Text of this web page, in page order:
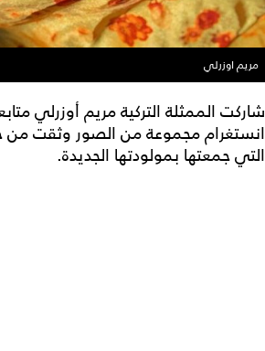
مريم اوزرلي
شاركت الممثلة التركية مريم أوزرلي
انستغرام مجموعة من الصور وثقت من
التي جمعتها بمولودتها الجديدة.